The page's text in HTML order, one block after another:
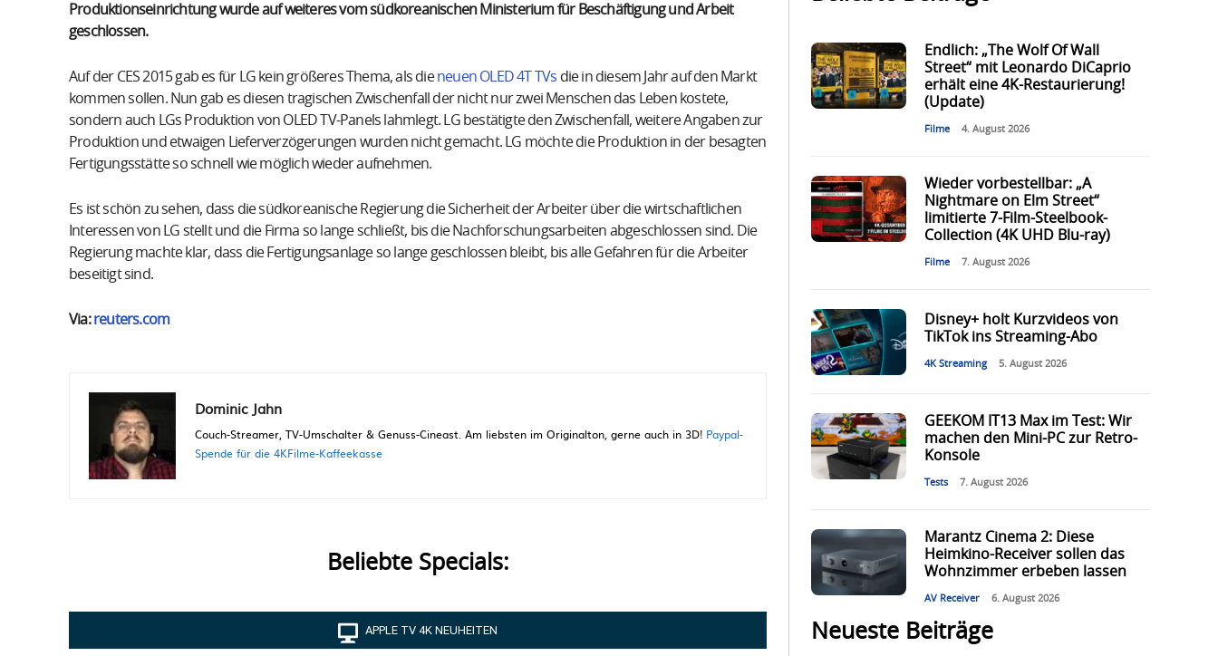
Produktionseinrichtung wurde auf weiteres vom südkoreanischen Ministerium für Beschäftigung und Arbeit
geschlossen.
Auf der CES 2015 gab es für LG kein größeres Thema, als dieneuen OLED 4T TVs die in diesem Jahr auf den Markt
kommen sollen. Nun gab es diesen tragischen Zwischenfall der nicht nur zwei Menschen das Leben kostete,
sondern auch LGs Produktion von OLED TV-Panels lahmlegt. LG bestätigte den Zwischenfall, weitere Angaben zur
Produktion und etwaigen Lieferverzögerungen wurden nicht gemacht. LG möchte die Produktion in der besagten
Fertigungsstätte so schnell wie möglich wieder aufnehmen.
Es ist schön zu sehen, dass die südkoreanische Regierung die Sicherheit der Arbeiter über die wirtschaftlichen
Interessen von LG stellt und die Firma so lange schließt, bis die Nachforschungsarbeiten abgeschlossen sind. Die
Regierung machte klar, dass die Fertigungsanlage so lange geschlossen bleibt, bis alle Gefahren für die Arbeiter
beseitigt sind.
Via:reuters.com
Dominic Jahn
Couch-Streamer, TV-Umschalter & Genuss-Cineast. Am liebsten im Originalton, gerne auch in 3D! Paypal-
Spende für die 4KFilme-Kaffeekasse
Beliebte Specials:
APPLE TV 4K NEUHEITEN
Endlich: „The Wolf Of Wall
Street“ mit Leonardo DiCaprio
erhält eine 4K-Restaurierung!
(Update)
Filme 4. August 2026
Wieder vorbestellbar: „A
Nightmare on Elm Street“
limitierte 7-Film-Steelbook-
Collection (4K UHD Blu-ray)
Filme 7. August 2026
Disney+ holt Kurzvideos von
TikTok ins Streaming-Abo
4K Streaming 5. August 2026
GEEKOM IT13 Max im Test: Wir
machen den Mini-PC zur Retro-
Konsole
Tests 7. August 2026
Marantz Cinema 2: Diese
Heimkino-Receiver sollen das
Wohnzimmer erbeben lassen
AV Receiver 6. August 2026
Neueste Beiträge